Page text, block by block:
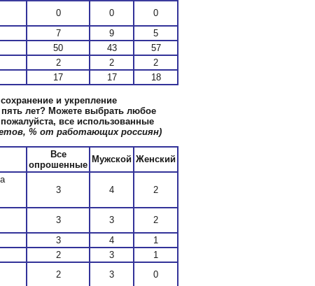
0 0
0
7 9
5
50 43
57
2 2
2
17 17 18
и укрепление
лет? Можете выбрать любое
все использованные
% от работающих россиян)
Все
опрошенные
Мужской Женский
3 4 2
3 3
2
3 4
1
2 3
1
2 3
0